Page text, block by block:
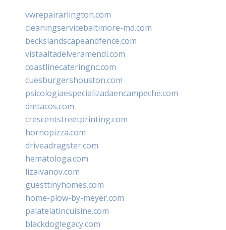
vwrepairarlington.com
cleaningservicebaltimore-md.com
beckslandscapeandfence.com
vistaaltadelveramendi.com
coastlinecateringnc.com
cuesburgershouston.com
psicologiaespecializadaencampeche.com
dmtacos.com
crescentstreetprinting.com
hornopizza.com
driveadragster.com
hematologa.com
lizaivanov.com
guesttinyhomes.com
home-plow-by-meyer.com
palatelatincuisine.com
blackdoglegacy.com